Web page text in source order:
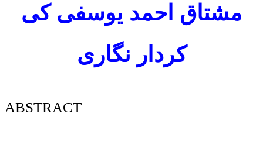
مشتاق احمد یوسفی کی
کردار نگاری
ABSTRACT